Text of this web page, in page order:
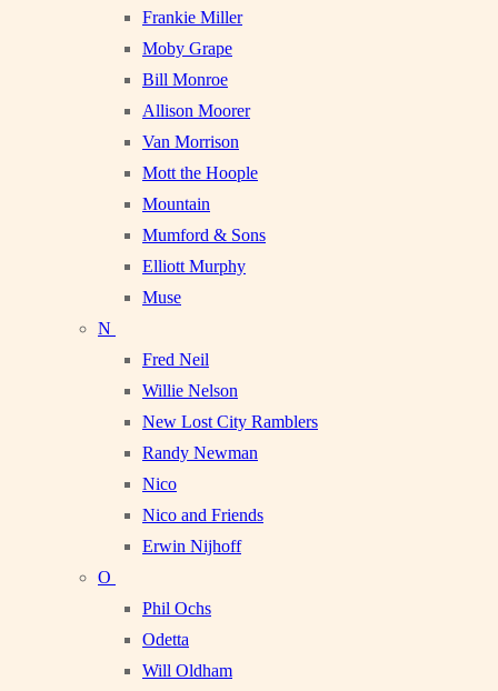
Frankie Miller
Moby Grape
Bill Monroe
Allison Moorer
Van Morrison
Mott the Hoople
Mountain
Mumford & Sons
Elliott Murphy
Muse
N
Fred Neil
Willie Nelson
New Lost City Ramblers
Randy Newman
Nico
Nico and Friends
Erwin Nijhoff
O
Phil Ochs
Odetta
Will Oldham